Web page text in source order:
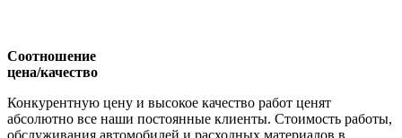
Соотношение
цена/качество
Конкурентную цену и высокое качество работ ценят
абсолютно все наши постоянные клиенты. Стоимость работы,
обслуживания автомобилей и расходных материалов в